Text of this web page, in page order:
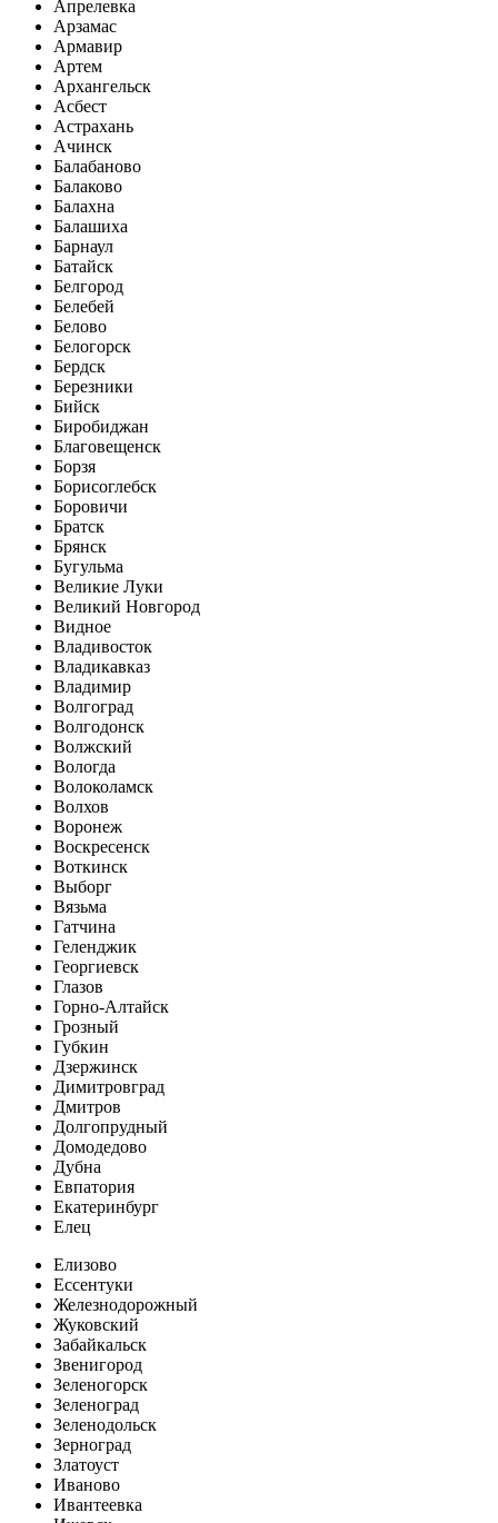
Апрелевка
Арзамас
Армавир
Артем
Архангельск
Асбест
Астрахань
Ачинск
Балабаново
Балаково
Балахна
Балашиха
Барнаул
Батайск
Белгород
Белебей
Белово
Белогорск
Бердск
Березники
Бийск
Биробиджан
Благовещенск
Борзя
Борисоглебск
Боровичи
Братск
Брянск
Бугульма
Великие Луки
Великий Новгород
Видное
Владивосток
Владикавказ
Владимир
Волгоград
Волгодонск
Волжский
Вологда
Волоколамск
Волхов
Воронеж
Воскресенск
Воткинск
Выборг
Вязьма
Гатчина
Геленджик
Георгиевск
Глазов
Горно-Алтайск
Грозный
Губкин
Дзержинск
Димитровград
Дмитров
Долгопрудный
Домодедово
Дубна
Евпатория
Екатеринбург
Елец
Елизово
Ессентуки
Железнодорожный
Жуковский
Забайкальск
Звенигород
Зеленогорск
Зеленоград
Зеленодольск
Зерноград
Златоуст
Иваново
Ивантеевка